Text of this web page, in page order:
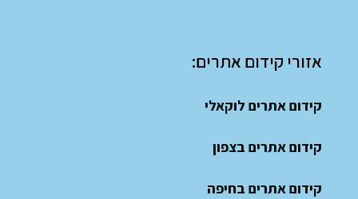
אזורי קידום אתרים:
קידום אתרים לוקאלי
קידום אתרים בצפון
קידום אתרים בחיפה